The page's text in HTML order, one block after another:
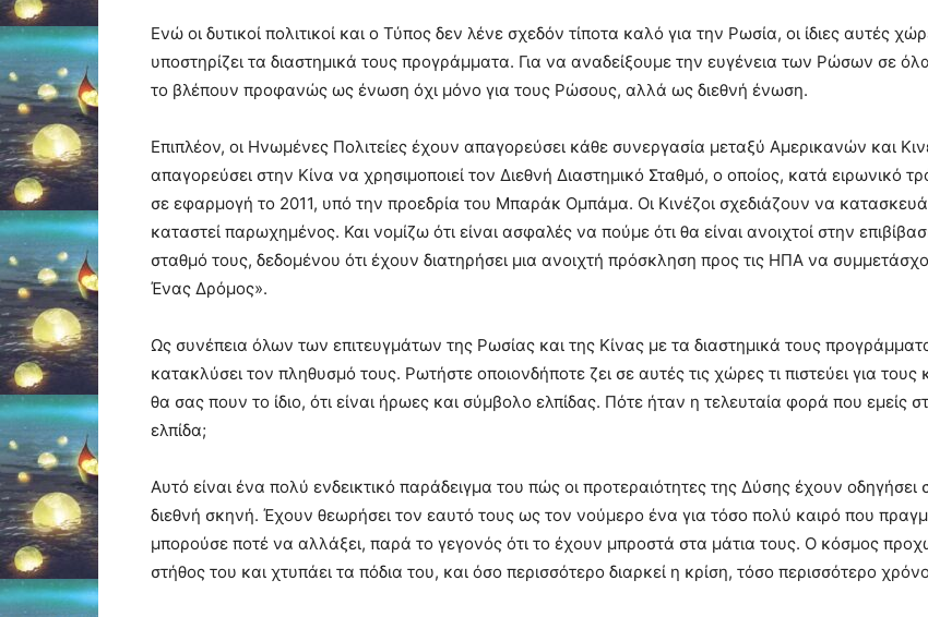
Ενώ οι δυτικοί πολιτικοί και ο Τύπος δεν λένε σχεδόν τίποτα καλό για την Ρωσία, οι ίδιες αυτές
υποστηρίζει τα διαστημικά τους προγράμματα. Για να αναδείξουμε την ευγένεια των Ρώσων σε
το βλέπουν προφανώς ως ένωση όχι μόνο για τους Ρώσους, αλλά ως διεθνή ένωση.
Επιπλέον, οι Ηνωμένες Πολιτείες έχουν απαγορεύσει κάθε συνεργασία μεταξύ Αμερικανών και
απαγορεύσει στην Κίνα να χρησιμοποιεί τον Διεθνή Διαστημικό Σταθμό, ο οποίος, κατά ειρωνικό
σε εφαρμογή το 2011, υπό την προεδρία του Μπαράκ Ομπάμα. Οι Κινέζοι σχεδιάζουν να
καταστεί παρωχημένος. Και νομίζω ότι είναι ασφαλές να πούμε ότι θα είναι ανοιχτοί στην
σταθμό τους, δεδομένου ότι έχουν διατηρήσει μια ανοιχτή πρόσκληση προς τις ΗΠΑ να
Ένας Δρόμος».
Ως συνέπεια όλων των επιτευγμάτων της Ρωσίας και της Κίνας με τα διαστημικά τους
κατακλύσει τον πληθυσμό τους. Ρωτήστε οποιονδήποτε ζει σε αυτές τις χώρες τι πιστεύει για
θα σας πουν το ίδιο, ότι είναι ήρωες και σύμβολο ελπίδας. Πότε ήταν η τελευταία φορά που εμείς
ελπίδα;
Αυτό είναι ένα πολύ ενδεικτικό παράδειγμα του πώς οι προτεραιότητες της Δύσης έχουν
διεθνή σκηνή. Έχουν θεωρήσει τον εαυτό τους ως τον νούμερο ένα για τόσο πολύ καιρό που
μπορούσε ποτέ να αλλάξει, παρά το γεγονός ότι το έχουν μπροστά στα μάτια τους. Ο κόσμος
στήθος του και χτυπάει τα πόδια του, και όσο περισσότερο διαρκεί η κρίση, τόσο περισσότερο